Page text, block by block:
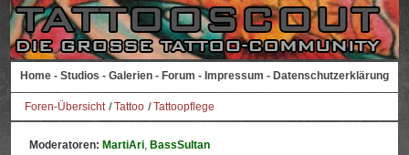
Home - Studios - Galerien - Forum - Impressum - Datenschutzerklärung
Foren-Übersicht Tattoo Tattoopflege
Moderatoren: MartiAri, BassSultan